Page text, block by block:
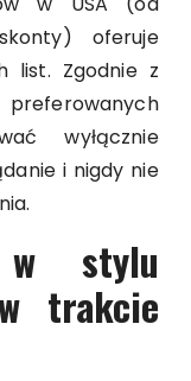
oferuje
list. Zgodnie z
wyłącznie
i nigdy nie
stylu
trakcie